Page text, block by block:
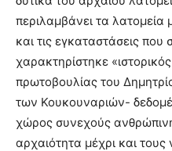
περιλαμβάνει τα
και τις εγκαταστάσεις που
χαρακτηρίστηκε
πρωτοβουλίας του
των Κουκουναριών-
χώρος συνεχούς
αρχαιότητα μέχρι και